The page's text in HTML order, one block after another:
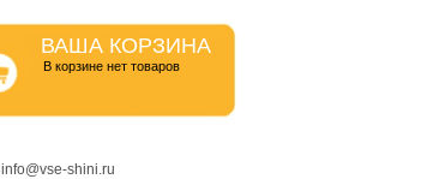
ВАША КОРЗИНА
B корзине нет товаров
info@vse-shini.ru